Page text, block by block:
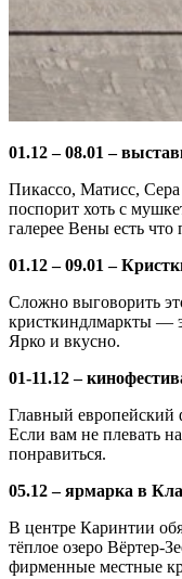
01.12 – 08.01 –
Пикассо, Матисс,
поспорит хоть с
галерее Вены есть что
01.12 – 09.01 –
Сложно выговорить
кристкиндлмаркты —
Ярко и вкусно.
01-11.12 –
Главный европейский
Если вам не плевать
понравиться.
05.12 – ярмарка в
В центре Каринтии
тёплое озеро Вёртер-
фирменные местные